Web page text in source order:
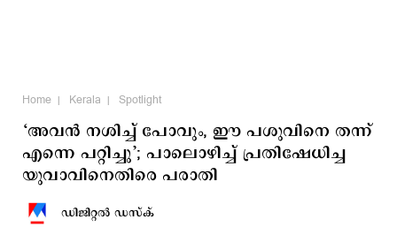
Home Kerala Spotlight
‘അവന്‍ നശിച്ച് പോവും, ഈ പശുവിനെ തന്ന്
എന്നെ പറ്റിച്ചു’; പാലൊഴിച്ച് പ്രതിഷേധിച്ച
യുവാവിനെതിരെ പരാതി
ഡിജിറ്റല്‍ ഡസ്ക്